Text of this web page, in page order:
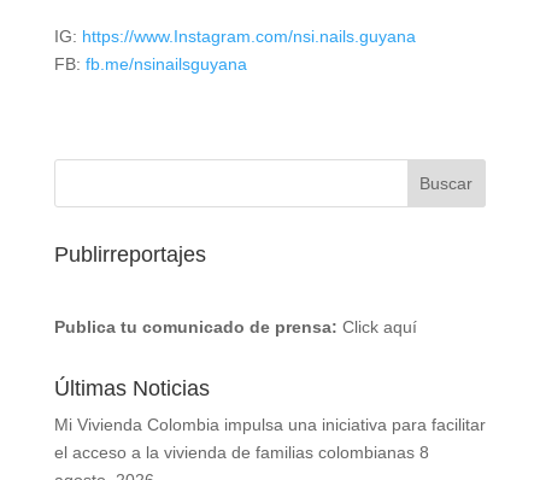
IG: https://www.Instagram.com/nsi.nails.guyana
FB: fb.me/nsinailsguyana
Publirreportajes
Publica tu comunicado de prensa: Click aquí
Últimas Noticias
Mi Vivienda Colombia impulsa una iniciativa para facilitar
el acceso a la vivienda de familias colombianas 8